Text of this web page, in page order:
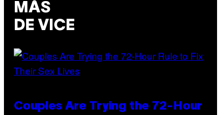
MÁS
DE VICE
Couples Are Trying the 72-Hour